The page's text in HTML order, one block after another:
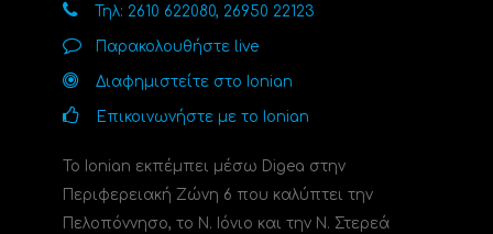
Τηλ: 2610 622080, 26950 22123
Παρακολουθήστε live
Διαφημιστείτε στο Ionian
Επικοινωνήστε με το Ionian
Το Ionian εκπέμπει μέσω Digea στην
Περιφερειακή Ζώνη 6 που καλύπτει την
Πελοπόννησο, το N. Ιόνιο και την Ν. Στερεά